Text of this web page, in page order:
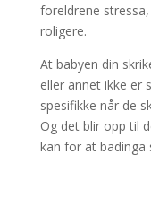
foreldrene
roligere.
At babyen din
eller annet ikke er
spesifikke når de
Og det blir opp til
kan for at badinga